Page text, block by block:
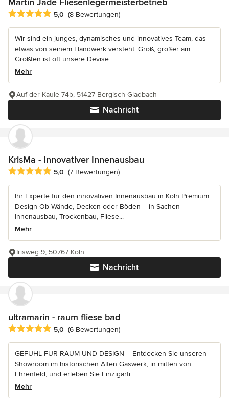
Durchschnittliche Bewertung: 5 von 5 Sternen
5,0 (8 Bewertungen)
Wir sind ein junges, dynamisches und innovatives Team, das
etwas von seinem Handwerk versteht. Groß, größer am
Größten ist oft unsere Devise....
Mehr
Nachricht
Auf der Kaule 74b, 51427 Bergisch Gladbach
KrisMa - Innovativer Innenausbau
Durchschnittliche Bewertung: 5 von 5 Sternen
5,0 (7 Bewertungen)
Ihr Experte für den innovativen Innenausbau in Köln Premium
Design Ob Wände, Decken oder Böden – in Sachen
Innenausbau, Trockenbau, Fliese...
Mehr
Nachricht
Irisweg 9, 50767 Köln
ultramarin - raum fliese bad
Durchschnittliche Bewertung: 5 von 5 Sternen
5,0 (6 Bewertungen)
GEFÜHL FÜR RAUM UND DESIGN – Entdecken Sie unseren
Showroom im historischen Alten Gaswerk, in mitten von
Ehrenfeld, und erleben Sie Einzigarti...
Mehr